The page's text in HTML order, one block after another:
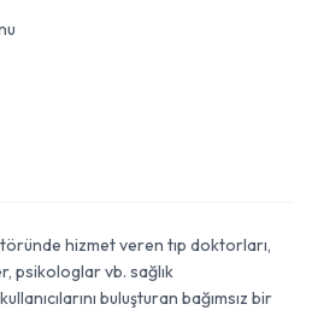
hizmet veren tıp doktorları,
psikologlar vb. sağlık
buluşturan bağımsız bir